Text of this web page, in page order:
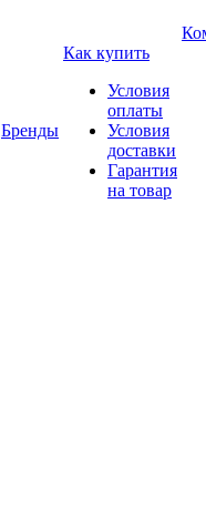
Бренды
Как купить
Условия
оплаты
Условия
доставки
Гарантия
на товар